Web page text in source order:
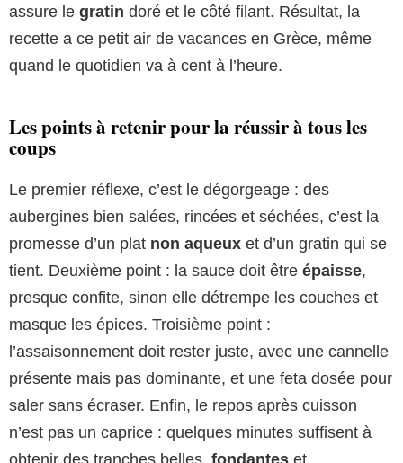
assure le gratin doré et le côté filant. Résultat, la
recette a ce petit air de vacances en Grèce, même
quand le quotidien va à cent à l’heure.
Les points à retenir pour la réussir à tous les
coups
Le premier réflexe, c’est le dégorgeage : des
aubergines bien salées, rincées et séchées, c’est la
promesse d’un plat non aqueux et d’un gratin qui se
tient. Deuxième point : la sauce doit être épaisse,
presque confite, sinon elle détrempe les couches et
masque les épices. Troisième point :
l’assaisonnement doit rester juste, avec une cannelle
présente mais pas dominante, et une feta dosée pour
saler sans écraser. Enfin, le repos après cuisson
n’est pas un caprice : quelques minutes suffisent à
obtenir des tranches belles, fondantes et